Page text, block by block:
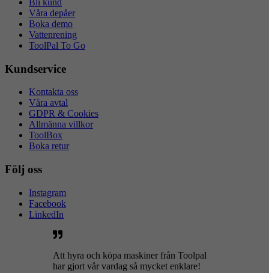
Bli kund
Våra depåer
Boka demo
Vattenrening
ToolPal To Go
Kundservice
Kontakta oss
Våra avtal
GDPR & Cookies
Allmänna villkor
ToolBox
Boka retur
Följ oss
Instagram
Facebook
LinkedIn
Att hyra och köpa maskiner från Toolpal
har gjort vår vardag så mycket enklare!